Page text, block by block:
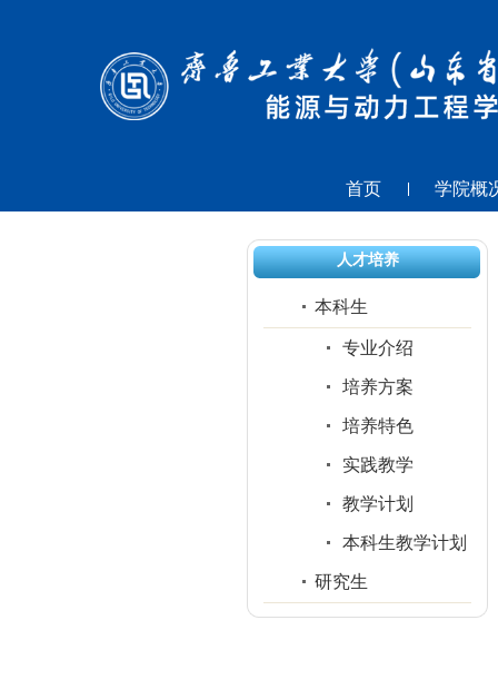
首页 学院概
人才培养
本科生
专业介绍
培养方案
培养特色
实践教学
教学计划
本科生教学计划
研究生